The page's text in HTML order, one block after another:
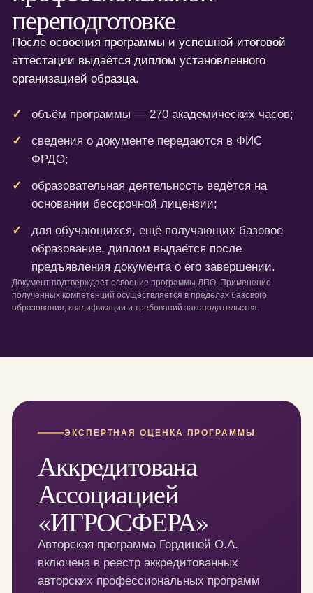
переподготовке
После освоения программы и успешной итоговой
аттестации выдаётся диплом установленного
организацией образца.
объём программы — 270 академических часов;
сведения о документе передаются в ФИС
ФРДО;
образовательная деятельность ведётся на
основании бессрочной лицензии;
для обучающихся, ещё получающих базовое
образование, диплом выдаётся после
предъявления документа о его завершении.
Документ подтверждает освоение программы ДПО. Применение
полученных компетенций осуществляется в пределах базового
образования, квалификации и требований законодательства.
ЭКСПЕРТНАЯ ОЦЕНКА ПРОГРАММЫ
Аккредитована
Ассоциацией
«ИГРОСФЕРА»
Авторская программа Гординой О.А.
включена в реестр аккредитованных
авторских профессиональных программ